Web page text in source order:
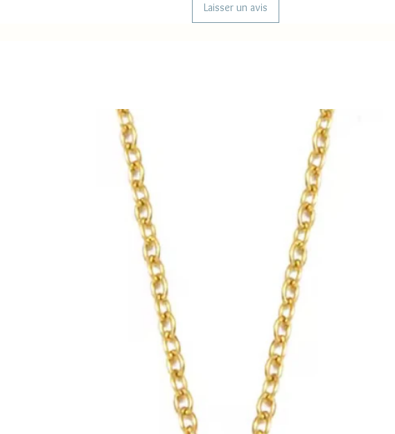
Laisser un avis